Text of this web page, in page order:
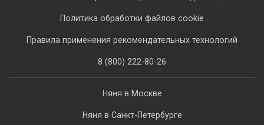
Няня в Москве
Няня в Санкт-Петербурге
Политика обработки файлов cookie
Правила применения рекомендательных технологий
8 (800) 222-80-26